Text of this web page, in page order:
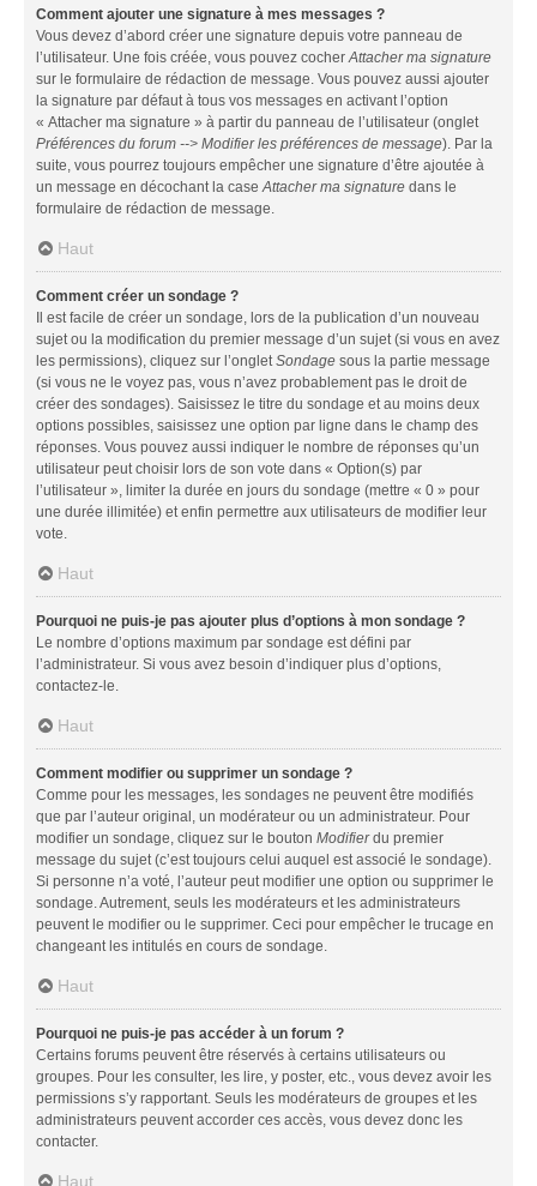
Comment ajouter une signature à mes messages ?
Vous devez d’abord créer une signature depuis votre panneau de
l’utilisateur. Une fois créée, vous pouvez cocherAttacher ma signature
sur le formulaire de rédaction de message. Vous pouvez aussi ajouter
la signature par défaut à tous vos messages en activant l’option
« Attacher ma signature » à partir du panneau de l’utilisateur (onglet
Préférences du forum --> Modifier les préférences de message). Par la
suite, vous pourrez toujours empêcher une signature d’être ajoutée à
un message en décochant la caseAttacher ma signature dans le
formulaire de rédaction de message.
Haut
Comment créer un sondage ?
Il est facile de créer un sondage, lors de la publication d’un nouveau
sujet ou la modification du premier message d’un sujet (si vous en avez
les permissions), cliquez sur l’ongletSondage sous la partie message
(si vous ne le voyez pas, vous n’avez probablement pas le droit de
créer des sondages). Saisissez le titre du sondage et au moins deux
options possibles, saisissez une option par ligne dans le champ des
réponses. Vous pouvez aussi indiquer le nombre de réponses qu’un
utilisateur peut choisir lors de son vote dans « Option(s) par
l’utilisateur », limiter la durée en jours du sondage (mettre « 0 » pour
une durée illimitée) et enfin permettre aux utilisateurs de modifier leur
vote.
Haut
Pourquoi ne puis-je pas ajouter plus d’options à mon sondage ?
Le nombre d’options maximum par sondage est défini par
l’administrateur. Si vous avez besoin d’indiquer plus d’options,
contactez-le.
Haut
Comment modifier ou supprimer un sondage ?
Comme pour les messages, les sondages ne peuvent être modifiés
que par l’auteur original, un modérateur ou un administrateur. Pour
modifier un sondage, cliquez sur le bouton Modifierdu premier
message du sujet (c’est toujours celui auquel est associé le sondage).
Si personne n’a voté, l’auteur peut modifier une option ou supprimer le
sondage. Autrement, seuls les modérateurs et les administrateurs
peuvent le modifier ou le supprimer. Ceci pour empêcher le trucage en
changeant les intitulés en cours de sondage.
Haut
Pourquoi ne puis-je pas accéder à un forum ?
Certains forums peuvent être réservés à certains utilisateurs ou
groupes. Pour les consulter, les lire, y poster, etc., vous devez avoir les
permissions s’y rapportant. Seuls les modérateurs de groupes et les
administrateurs peuvent accorder ces accès, vous devez donc les
contacter.
Haut